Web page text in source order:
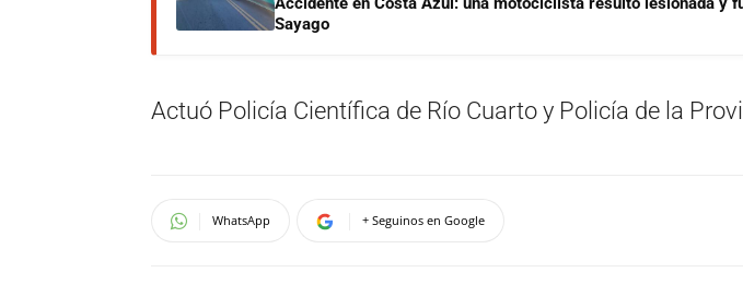
Sayago
Actuó Policía Científica de Río Cuarto y Policía de la
WhatsApp + Seguinos en Google